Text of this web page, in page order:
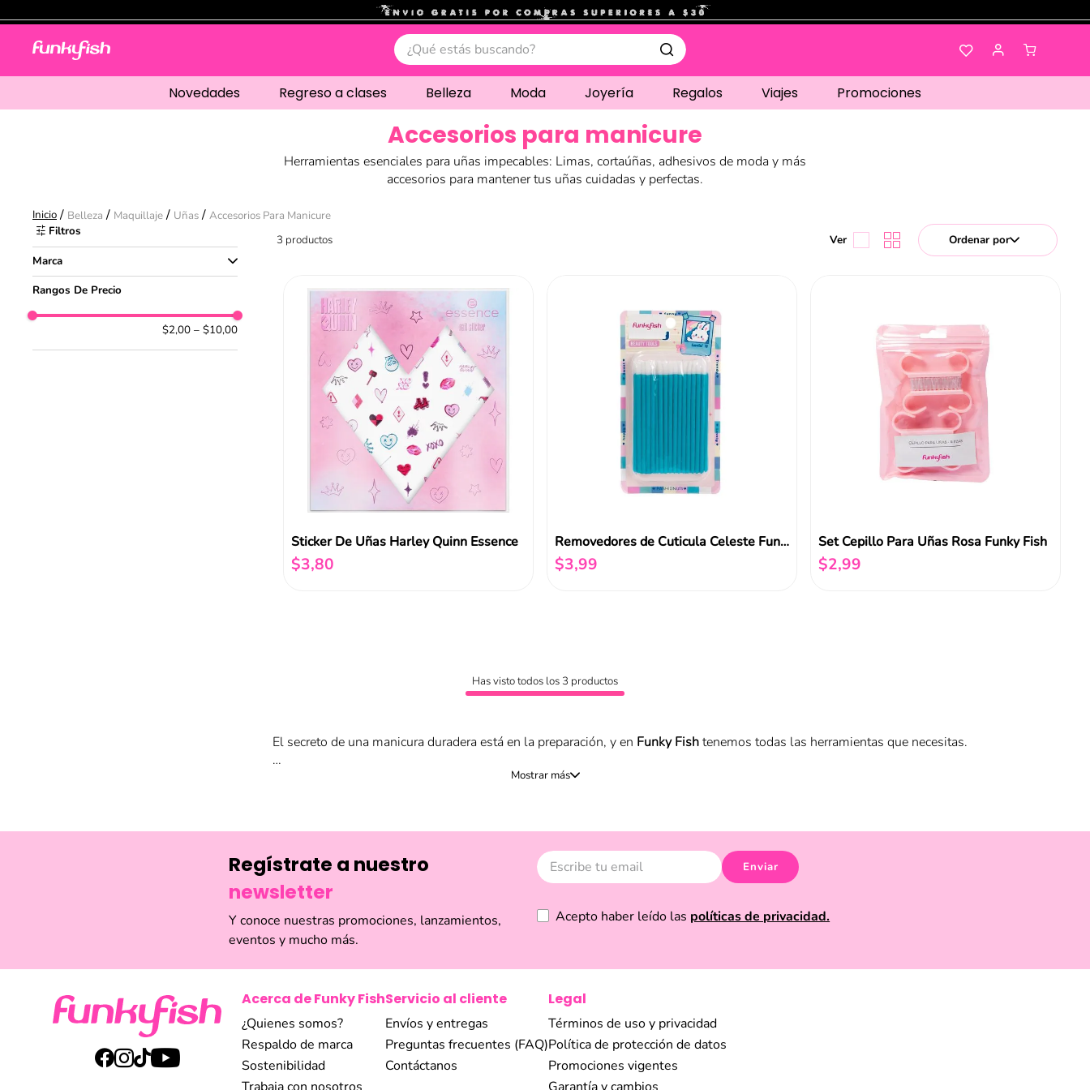
.
¿Qué estás buscando?
Novedades Regreso a clases Belleza Moda Joyería Regalos Viajes Promociones
Accesorios para manicure
Herramientas esenciales para uñas impecables: Limas, cortaúñas, adhesivos de moda y más
accesorios para mantener tus uñas cuidadas y perfectas.
Belleza Maquillaje Uñas
Accesorios Para Manicure
Filtros
Marca
Funky Fish
Rangos De Precio
$2,00 – $10,00
3 productos Ordenar por
Sticker De Uñas Harley Quinn Essence
$3,80
Removedores de Cuticula Celeste Funky Fish
$3,99
Set Cepillo Para Uñas Rosa Funky Fish
$2,99
Has visto todos los 3 productos
El secreto de una manicura duradera está en la preparación, y en Funky Fishtenemos todas las herramientas que necesitas.
Simplifica tu rutina con nuestros prácticos sets de manicura y pedicura que incluyen los esenciales para dar forma, limpiar y
Encuentra limas de diferentes diseños, tijeras para cutícula y set de cortauñas de precisión para un cuidado básico.
Además, descubre nuestros kits portátiles y sets de limas y separadores, diseñados para llevar contigo y realizar retoques rápidos en
cualquier momento, asegurando que tus uñas estén siempre perfectas y listas para el color. ¡Aprovecha la entrega el mismo día en
Quito y Guayaquil!
Regístrate a nuestro
newsletter
Y conoce nuestras promociones, lanzamientos,
eventos y mucho más.
Enviar
Acepto haber leído las políticas de privacidad.
Acerca de Funky Fish
¿Quienes somos?
Respaldo de marca
Sostenibilidad
Servicio al cliente
Envíos y entregas
Preguntas frecuentes (FAQ)
Contáctanos
Legal
Términos de uso y privacidad
Política de protección de datos
Promociones vigentes